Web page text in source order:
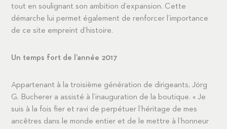
tout en soulignant son ambition d’expansion. Cette
démarche lui permet également de renforcer l’importance
de ce site empreint d’histoire.
Un temps fort de l’année 2017
Appartenant à la troisième génération de dirigeants, Jörg
G. Bucherer a assisté à l’inauguration de la boutique. « Je
suis à la fois fier et ravi de perpétuer l’héritage de mes
ancêtres dans le monde entier et de le mettre à l’honneur